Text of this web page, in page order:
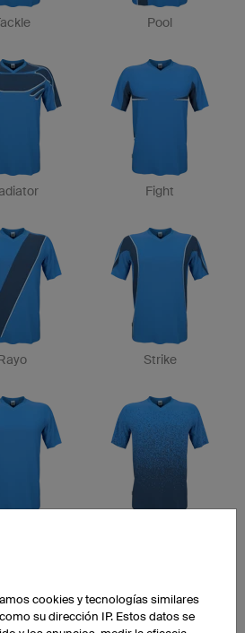
Pool
Fight
Strike
cookies y tecnologías similares
su dirección IP. Estos datos se